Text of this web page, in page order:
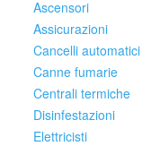
Ascensori
Assicurazioni
Cancelli automatici
Canne fumarie
Centrali termiche
Disinfestazioni
Elettricisti